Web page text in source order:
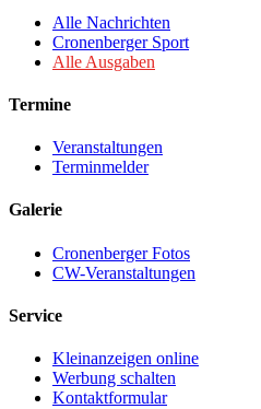
Alle Nachrichten
Cronenberger Sport
Alle Ausgaben
Termine
Veranstaltungen
Terminmelder
Galerie
Cronenberger Fotos
CW-Veranstaltungen
Service
Kleinanzeigen online
Werbung schalten
Kontaktformular